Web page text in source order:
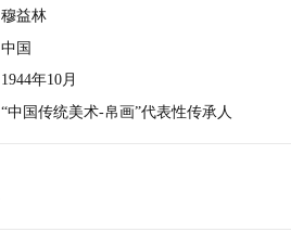
穆益林
中国
1944年10月
“中国传统美术-帛画”代表性传承人